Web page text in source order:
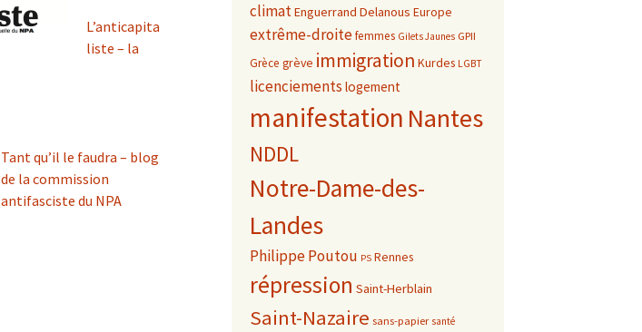
L’anticapita
liste – la
Tant qu’il le faudra – blog
de la commission
antifasciste du NPA
climatEnguerrand Delanous Europe
extrême-droitefemmes Gilets Jaunes GPII
Grèce grève immigration Kurdes LGBT
licenciements logement
manifestation Nantes
NDDL
Notre-Dame-des-
Landes
Philippe Poutou PS Rennes
répression Saint-Herblain
Saint-Nazaire sans-papier santé